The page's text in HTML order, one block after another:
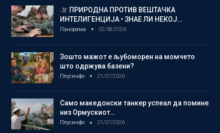
ПРИРОДНА ПРОТИВ ВЕШТАЧКА
ИНТЕЛИГЕНЦИЈА • ЗНАЕ ЛИ НЕКОЈ…
Панорама 02/08/2026
Зошто мажот е љубоморен на момчето
што одржува базени?
Плусинфо 21/07/2026
Само македонски танкер успеал да помине
низ Ормускиот…
Плусинфо 21/07/2026